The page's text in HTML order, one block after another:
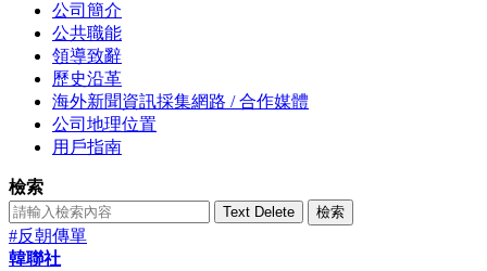
公司簡介
公共職能
領導致辭
歷史沿革
海外新聞資訊採集網路 / 合作媒體
公司地理位置
用戶指南
檢索
Text Delete 檢索
#反朝傳單
韓聯社